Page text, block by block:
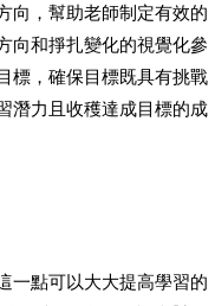
向，幫助老師制定有效的
向和掙扎變化的視覺化參
標，確保目標既具有挑戰
潛力且收穫達成目標的成
一點可以大大提高學習的